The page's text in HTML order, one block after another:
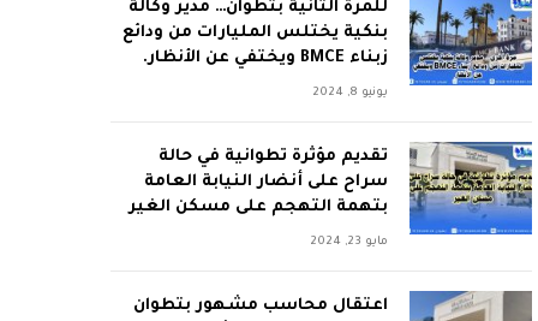
للمرة الثانية بتطوان… مدير وكالة
بنكية يختلس المليارات من ودائع
زبناء BMCE ويختفي عن الأنظار.
يونيو 8, 2024
تقديم مؤثرة تطوانية في حالة
سراح على أنضار النيابة العامة
بتهمة التهجم على مسكن الغير
مايو 23, 2024
اعتقال محاسب مشهور بتطوان